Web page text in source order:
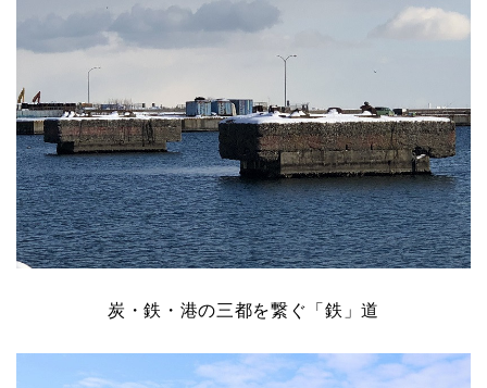
炭・鉄・港の三都を繋ぐ「鉄」道